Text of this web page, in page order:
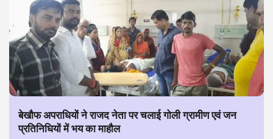
बेखौफ अपराधियों ने राजद नेता पर चलाई गोली ग्रामीण एवं जन
प्रतिनिधियों में भय का माहौल